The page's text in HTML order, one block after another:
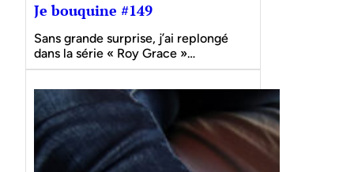
Je bouquine #149
Sans grande surprise, j’ai replongé
dans la série « Roy Grace »…